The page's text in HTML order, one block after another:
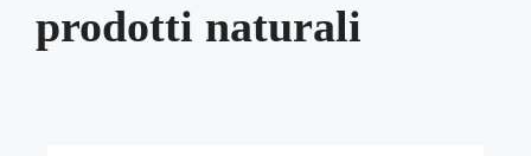
prodotti naturali